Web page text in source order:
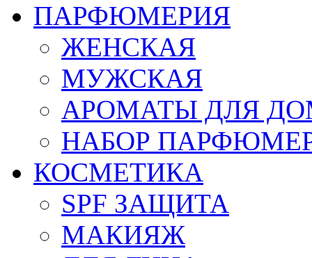
ПАРФЮМЕРИЯ
ЖЕНСКАЯ
МУЖСКАЯ
АРОМАТЫ ДЛЯ
НАБОР
КОСМЕТИКА
SPF ЗАЩИТА
МАКИЯЖ